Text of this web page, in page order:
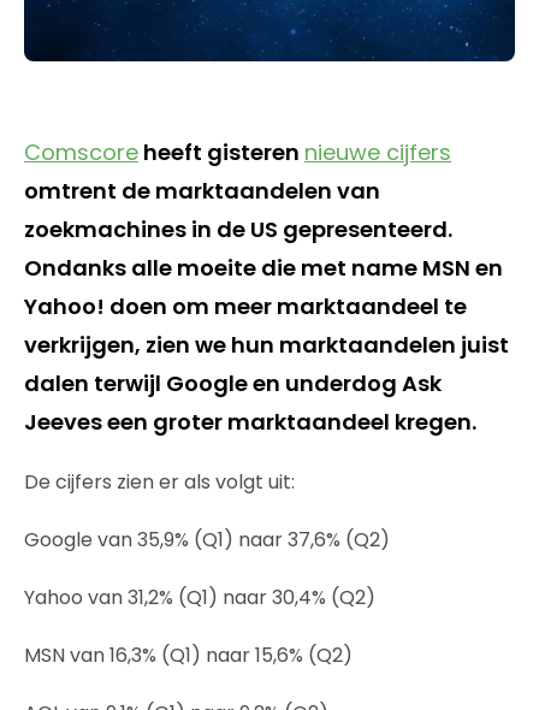
Comscore heeft gisteren nieuwe cijfers
omtrent de marktaandelen van
zoekmachines in de US gepresenteerd.
Ondanks alle moeite die met name MSN en
Yahoo! doen om meer marktaandeel te
verkrijgen, zien we hun marktaandelen juist
dalen terwijl Google en underdog Ask
Jeeves een groter marktaandeel kregen.
De cijfers zien er als volgt uit:
Google van 35,9% (Q1) naar 37,6% (Q2)
Yahoo van 31,2% (Q1) naar 30,4% (Q2)
MSN van 16,3% (Q1) naar 15,6% (Q2)